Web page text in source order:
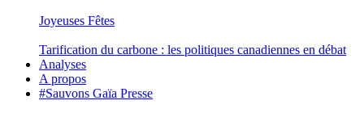
Joyeuses Fêtes
Tarification du carbone : les politiques canadiennes en débat
Analyses
A propos
#Sauvons Gaïa Presse